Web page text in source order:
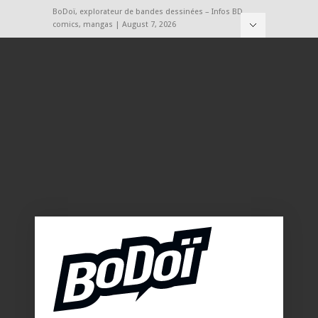
BoDoï, explorateur de bandes dessinées – Infos BD,
comics, mangas | August 7, 2026